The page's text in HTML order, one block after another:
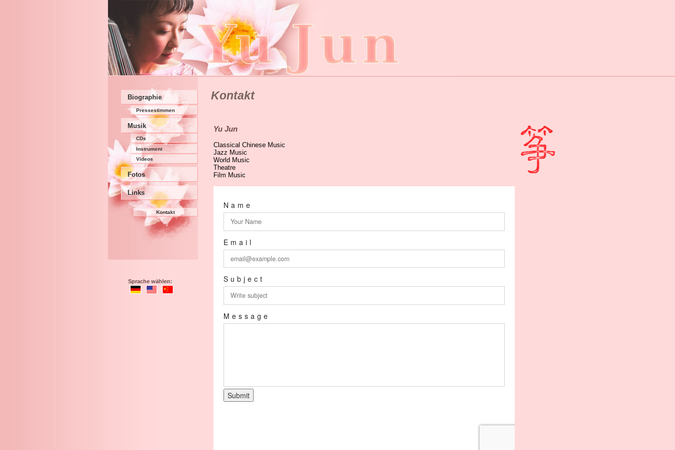
Biographie
Pressestimmen
Musik
CDs
Instrument
Videos
Fotos
Links
Kontakt
Kontakt
Yu Jun
Classical Chinese Music
Jazz Music
World Music
Theatre
Film Music
Sprache wählen: